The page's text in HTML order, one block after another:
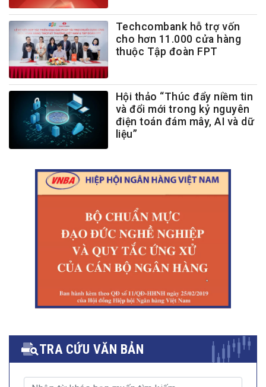
Techcombank hỗ trợ vốn
cho hơn 11.000 cửa hàng
thuộc Tập đoàn FPT
Hội thảo “Thúc đẩy niềm tin
và đổi mới trong kỷ nguyên
điện toán đám mây, AI và dữ
liệu”
TRA CỨU VĂN BẢN